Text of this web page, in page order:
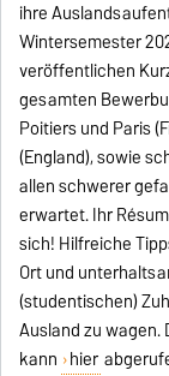
ihre
Wintersemester
veröffentlichen
gesamten
Poitiers und Paris
(England), sowie
allen schwerer
erwartet. Ihr
sich! Hilfreiche
Ort und
(studentischen)
Ausland zu
kann hier